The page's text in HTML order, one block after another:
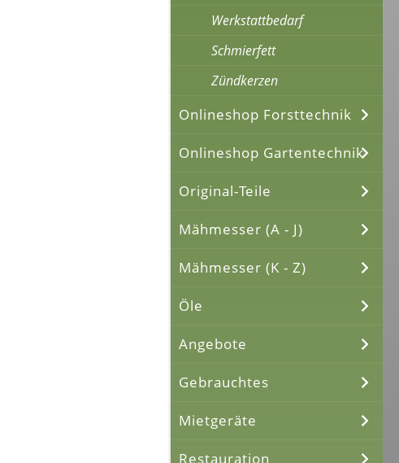
Werkstattbedarf
Schmierfett
Zündkerzen
Onlineshop Forsttechnik
Onlineshop Gartentechnik
Original-Teile
Mähmesser (A - J)
Mähmesser (K - Z)
Öle
Angebote
Gebrauchtes
Mietgeräte
Restauration